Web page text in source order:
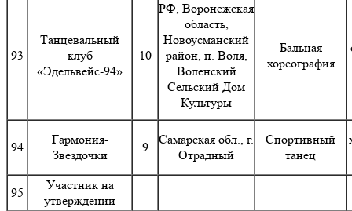
93
Танцевальный
клуб
«Эдельвейс-94»
10
РФ, Воронежская
область,
Новоусманский
район, п. Воля,
Воленский
Сельский Дом
Культуры
Бальная
хореография
94
Гармония-
Звездочки
9
Самарская обл., г.
Отрадный
Спортивный
танец
95
Участник на
утверждении